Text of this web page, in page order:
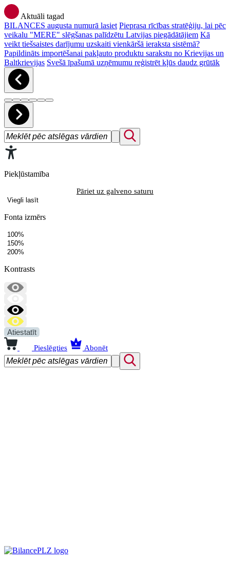
Aktuāli tagad
BILANCES augusta numurā lasiet Pieprasa rīcības stratēģiju, lai pēc
veikalu "MERE" slēgšanas palīdzētu Latvijas piegādātājiem Kā
veikt tiešsaistes darījumu uzskaiti vienkāršā ieraksta sistēmā?
Papildināts importēšanai pakļauto produktu sarakstu no Krievijas un
Baltkrievijas Svešā īpašumā uzņēmumu reģistrēt kļūs daudz grūtāk
Piekļūstamība
Pāriet uz galveno saturu
Viegli lasīt
Fonta izmērs
100%
150%
200%
Kontrasts
Atiestatīt
Pieslēgties Abonēt